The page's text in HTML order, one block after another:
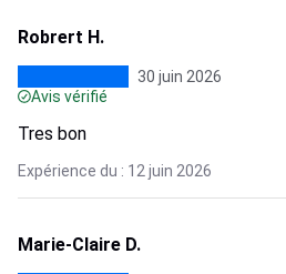
Robrert H.
30 juin 2026
Avis vérifié
Tres bon
Expérience du : 12 juin 2026
Marie-Claire D.